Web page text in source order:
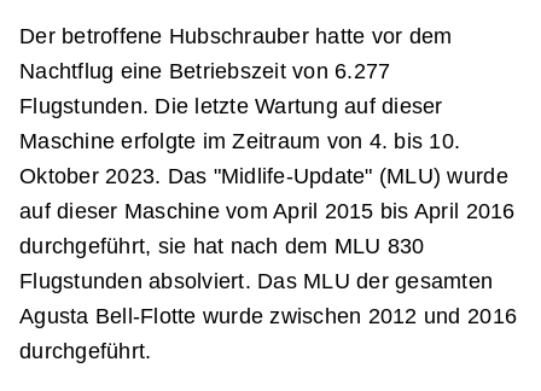
Der betroffene Hubschrauber hatte vor dem
Nachtflug eine Betriebszeit von 6.277
Flugstunden. Die letzte Wartung auf dieser
Maschine erfolgte im Zeitraum von 4. bis 10.
Oktober 2023. Das "Midlife-Update" (MLU) wurde
auf dieser Maschine vom April 2015 bis April 2016
durchgeführt, sie hat nach dem MLU 830
Flugstunden absolviert. Das MLU der gesamten
Agusta Bell-Flotte wurde zwischen 2012 und 2016
durchgeführt.